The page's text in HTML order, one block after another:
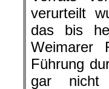
verurteilt
das bis
Weimarer
Führung
gar nicht